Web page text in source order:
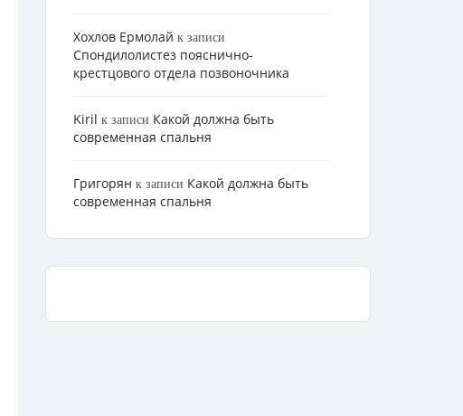
Хохлов Ермолай к записи
Cпондилолистез пояснично-
крестцового отдела позвоночника
Kiril к записи Какой должна быть
современная спальня
Григорян к записи Какой должна быть
современная спальня